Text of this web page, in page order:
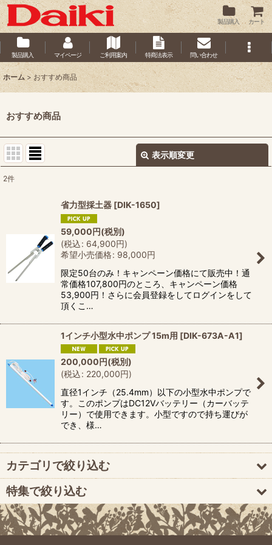
製品購入 カート
製品購入 マイページ ご利用案内 特商法表示 問い合わせ
ホーム > おすすめ商品
おすすめ商品
表示順変更
絞り込む
2件
省力型採土器 [DIK-1650]
59,000円(税別)
(税込: 64,900円)
希望小売価格: 98,000円
限定50台のみ！キャンペーン価格にて販売中！通
常価格107,800円のところ、キャンペーン価格
53,900円！さらに会員登録をしてログインをして
頂くこ…
1インチ小型水中ポンプ 15m用 [DIK-673A-A1]
200,000円(税別)
(税込: 220,000円)
直径1インチ（25.4mm）以下の小型水中ポンプで
す。このポンプはDC12Vバッテリー（カーバッテ
リー）で使用できます。小型ですので持ち運びが
でき、様…
カテゴリで絞り込む
pFメータ
ミズトール
特集で絞り込む
個人農業生産者向け機器